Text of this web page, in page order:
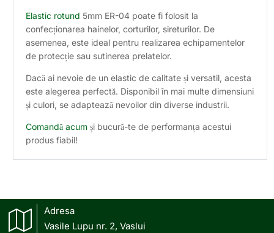
Elastic rotund 5mm ER-04 poate fi folosit la
confecționarea hainelor, corturilor, sireturilor. De
asemenea, este ideal pentru realizarea echipamentelor
de protecție sau sutinerea prelatelor.
Dacă ai nevoie de un elastic de calitate și versatil, acesta
este alegerea perfectă. Disponibil în mai multe dimensiuni
și culori, se adaptează nevoilor din diverse industrii.
Comandă acum și bucură-te de performanța acestui
produs fiabil!
Adresa
Vasile Lupu nr. 2, Vaslui